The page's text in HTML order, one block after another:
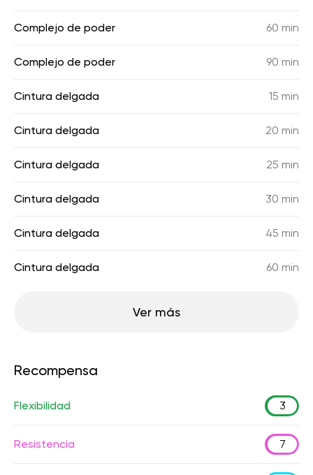
Complejo de poder 60 min
Complejo de poder 90 min
Cintura delgada 15 min
Cintura delgada 20 min
Cintura delgada 25 min
Cintura delgada 30 min
Cintura delgada 45 min
Cintura delgada 60 min
Ver más
Recompensa
Flexibilidad 3
Resistencia 7